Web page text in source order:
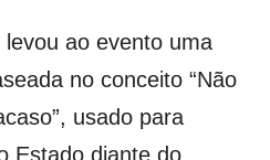
ao evento uma
no conceito “Não
usado para
Estado diante do